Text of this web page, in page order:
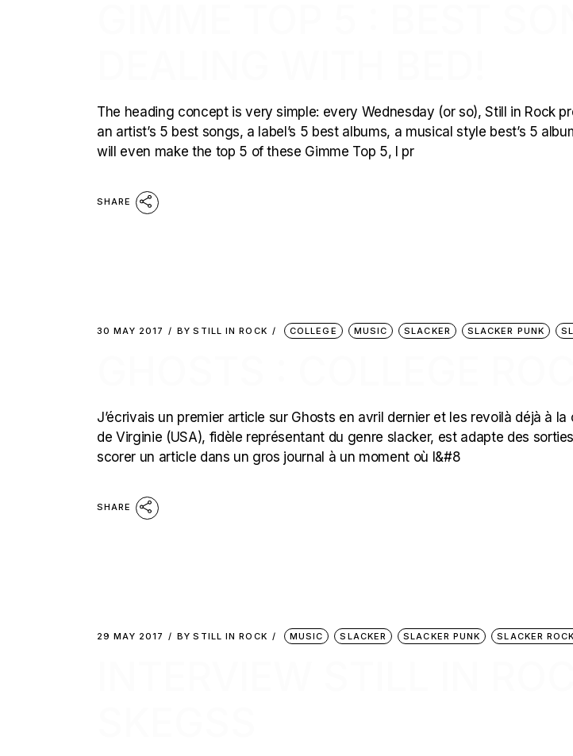
The heading concept is very simple: every Wednesday (or so), Still in Rock
an artist’s 5 best songs, a label’s 5 best albums, a musical style best’s 5
will even make the top 5 of these Gimme Top 5, I pr
SHARE
30 MAY 2017 BY STILL IN ROCK COLLEGE MUSIC SLACKER SLACKER PUNK
J’écrivais un premier article sur Ghosts en avril dernier et les revoilà déjà à
de Virginie (USA), fidèle représentant du genre slacker, est adapte des
scorer un article dans un gros journal à un moment où l&#8
SHARE
29 MAY 2017 BY STILL IN ROCK MUSIC SLACKER SLACKER PUNK SLACKER ROCK